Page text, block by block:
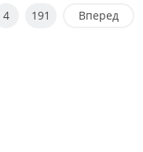
4 191 Вперед